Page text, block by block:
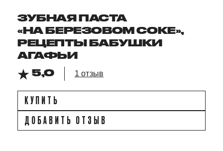
ЗУБНАЯ ПАСТА
«НА БЕРЕЗОВОМ СОКЕ»,
РЕЦЕПТЫ БАБУШКИ
АГАФЬИ
5,0
1 отзыв
КУПИТЬ
ДОБАВИТЬ ОТЗЫВ